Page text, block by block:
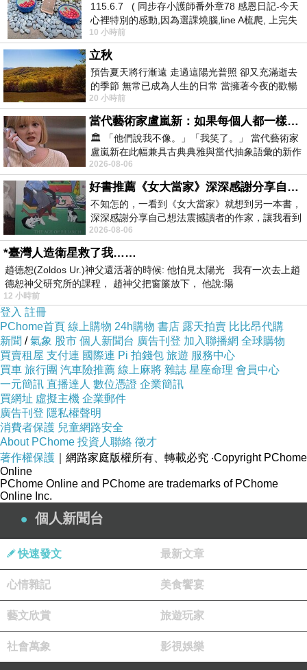
短鞍山到臺安的距離，原本1.5個小時的車程將縮
短到40分鐘左右。還將形成車輛的分流，大大減
輕省道鞍羊線的壓力。同時，該線路途經的寧
遠、黃沙、新開等鄉鎮的區域經濟將得到拉動。
鞍臺高速的開通還將方便鞍山人進京，以往通過
公路進京，需要通過其他高速公路繞行，而鞍臺
高速開通後，鞍山人開車可直接走鞍臺高速，轉
京沈高速直抵北京。目前，該條高速的前期準備
工作已經基本完成，並正式納入省廳擬實施計
劃。今年市交通部門將全力配合省交通部門做好
鞍臺高速公路項目實施推進工作，力爭盡早開工
建設。今年，市交通部門還將安排遼寧中部工業
走廊出海通道鞍山段牛莊海城河大橋、溝海鐵路
地道橋及引線工程、千山東路輔道及綠化工程、
鞍南大道、建國大道、興業環城大道續建以及鳳
山路新建工程等12項約112公裡的省、市重點工
程建設。今年還計劃投入3.89億元資金用於全市
普通公路建設，安排大中修工程5項68.4公裡。
還將推進農村公路、水毀工程、縣級以上公路養
護管理建設項目和交通場站建設項目，新建騰鰲
客運站和高力房客運站，適時啟動公路客運西
站，並將在城區近郊再修建50個港灣
款建地查詢缺錢急用哪裡借錢房貸信用貸款 式候
車亭，方便百姓乘車。
新聞來源http://news.hexun.com/2013-01-
28/150660585.html
信貸房貸銀行利率利率多少免費諮詢試算
平鎮信貸房貸不可撤銷信用狀信貸年息借貸增貸
轉貸
信用貸款銀行業務利率多少免費諮詢試算
115.6.7 ( 同步存小護師番外章78 感恩日記-今天
心裡特別的感動,因為選課燒腦,line A梳爬, 上完失
智課的她,特來傾
10 小時前
立秋
預告夏天將行漸遠 走過這陽光普照 卻又充滿逝去
的季節 無常已成為人生的日常 當擁著今夜的歡暢
舒心 轉眼驟成昨日 而明晨 太陽
20 小時前
當代藝術家盧嵐新：如果每個人都一樣，這世界該有多無聊？
🏛️ 「他們說我不像。」「我笑了。」 當代藝術家
盧嵐新在此幅兼具古典典雅與當代抽象語彙的新作
中，以沈靜的藍色空間為背景，描繪了
2026-08-06
好書推薦《女大當家》深深感謝分享自己想法震撼讀者的作家，讓我看到不同樣貌的家庭！
不知怎的，一看到《女大當家》就想到另一本書，
深深感謝分享自己想法震撼讀者的作家，讓我看到
不同樣貌的家庭！ 《女大
2026-08-06
*臺灣人造衛星救了我……
趙德恕(Zoldos Ur.)神父還活著的時候: 他怕見太陽光 我有一次去上趙
德恕神父研究所的課程， 趙神父把窗簾放下， 他說:陽
12 小時前
登入 註冊
PChome首頁 線上購物 24h購物 書店 露天拍賣 比比昂代購
新聞 /氣象 股市 個人新聞台 廣告刊登 加入聯播網 全球購物
買賣租屋 支付連 國際連 Pi 拍錢包 旅遊 服務中心
買車 旅行團 汽車險推薦 線上麻將 雜誌 星座命理 會員中心
一元簡訊 直播達人 數位憑證 企業簡訊
買網址 虛擬主機 企業郵件
廣告刊登 隱私權聲明
消費者保護 兒童網路安全
About PChome 投資人聯絡 徵才
著作權保護 ｜網路家庭版權所有、轉載必究 ‧Copyright PChome
Online
PChome Online and PChome are trademarks of PChome
Online Inc.
個人新聞台
快速發文 最新文章
心情雜記 美食饗宴
藝文欣賞 旅遊玩家
社會萬象 影視娛樂